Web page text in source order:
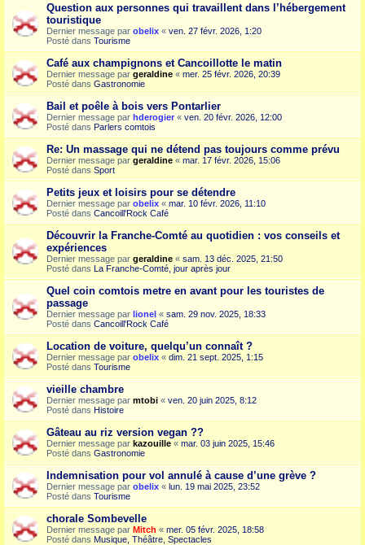
Question aux personnes qui travaillent dans l’hébergement
touristique
Dernier message par obelix « ven. 27 févr. 2026, 1:20
Posté dans Tourisme
Café aux champignons et Cancoillotte le matin
Dernier message par geraldine « mer. 25 févr. 2026, 20:39
Posté dans Gastronomie
Bail et poêle à bois vers Pontarlier
Dernier message par hderogier « ven. 20 févr. 2026, 12:00
Posté dans Parlers comtois
Re: Un massage qui ne détend pas toujours comme prévu
Dernier message par geraldine « mar. 17 févr. 2026, 15:06
Posté dans Sport
Petits jeux et loisirs pour se détendre
Dernier message par obelix « mar. 10 févr. 2026, 11:10
Posté dans Cancoill'Rock Café
Découvrir la Franche-Comté au quotidien : vos conseils et
expériences
Dernier message par geraldine « sam. 13 déc. 2025, 21:50
Posté dans La Franche-Comté, jour après jour
Quel coin comtois metre en avant pour les touristes de
passage
Dernier message par lionel « sam. 29 nov. 2025, 18:33
Posté dans Cancoill'Rock Café
Location de voiture, quelqu’un connaît ?
Dernier message par obelix « dim. 21 sept. 2025, 1:15
Posté dans Tourisme
vieille chambre
Dernier message par mtobi « ven. 20 juin 2025, 8:12
Posté dans Histoire
Gâteau au riz version vegan ??
Dernier message par kazouille « mar. 03 juin 2025, 15:46
Posté dans Gastronomie
Indemnisation pour vol annulé à cause d’une grève ?
Dernier message par obelix « lun. 19 mai 2025, 23:52
Posté dans Tourisme
chorale Sombevelle
Dernier message par Mitch « mer. 05 févr. 2025, 18:58
Posté dans Musique, Théâtre, Spectacles